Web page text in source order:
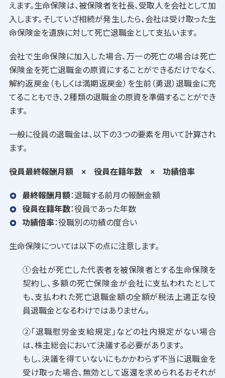
えます。生命保険は、被保険者を社長、受取人を会社として加
入します。そしていざ相続が発生したら、会社は受け取った生
命保険金を遺族に対して死亡退職金として支払います。
会社で生命保険に加入した場合、万一の死亡の場合は死亡
保険金を死亡退職金の原資にすることができるだけでなく、
解約返戻金（もしくは満期返戻金）を生前（勇退）退職金に充
てることもでき、２種類の退職金の原資を準備することができ
ます。
一般に役員の退職金は、以下の３つの要素を用いて計算され
ます。
役員最終報酬月額 × 役員在籍年数 × 功績倍率
最終報酬月額：退職する前月の報酬金額
役員在籍年数：役員であった年数
功績倍率：役職別の功績の度合い
生命保険については以下の点に注意します。
①会社が死亡した代表者を被保険者とする生命保険を
契約し、多額の死亡保険金が会社に支払われたとして
も、支払われた死亡退職金額の全額が税法上適正な役
員退職金となるわけではありません。
②「退職慰労金支給規定」などの社内規定がない場合
は、株主総会において決議する必要があります。
もし、決議を得ていないにもかかわらず不当に退職金を
受け取った場合、無効として返還を求められるおそれが